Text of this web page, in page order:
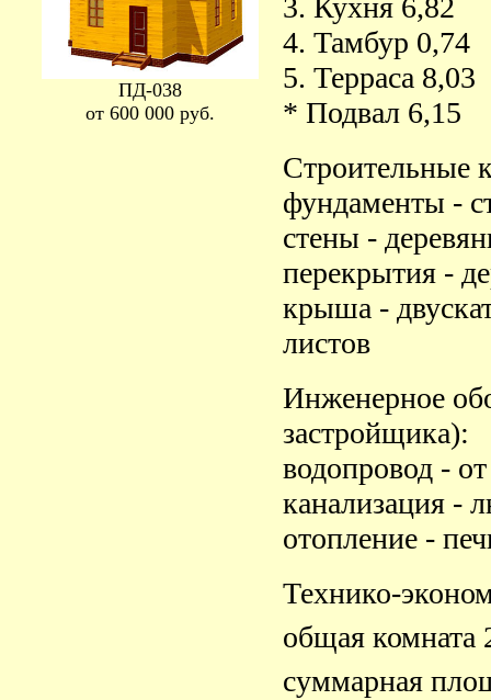
ПД-038
от 600 000 руб.
4. Тамбур 0,74
5. Терраса 8,03
* Подвал 6,15
Строительные
фундаменты -
стены -
перекрытия -
крыша -
листов
Инженерное
застройщика):
водопровод -
канализация -
отопление -
Технико-
общая комната
суммарная